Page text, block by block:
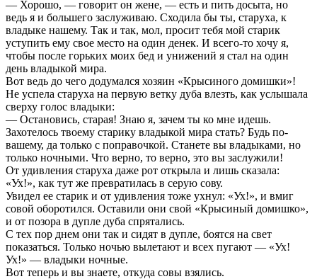
— Хорошо, — говорит он жене, — есть и пить досыта, но
ведь я и большего заслуживаю. Сходила бы ты, старуха, к
владыке нашему. Так и так, мол, просит тебя мой старик
уступить ему свое место на один денек. И всего-то хочу я,
чтобы после горьких моих бед и унижений я стал на один
день владыкой мира.
Вот ведь до чего додумался хозяин «Крысиного домишки»!
Не успела старуха на первую ветку дуба влезть, как услышала
сверху голос владыки:
— Остановись, старая! Знаю я, зачем ты ко мне идешь.
Захотелось твоему старику владыкой мира стать? Будь по-
вашему, да только с поправочкой. Станете вы владыками, но
только ночными. Что верно, то верно, это вы заслужили!
От удивления старуха даже рот открыла и лишь сказала:
«Ух!», как тут же превратилась в серую сову.
Увидел ее старик и от удивления тоже ухнул: «Ух!», и вмиг
совой оборотился. Оставили они свой «Крысиный домишко»,
и от позора в дупле дуба спрятались.
С тех пор днем они так и сидят в дупле, боятся на свет
показаться. Только ночью вылетают и всех пугают — «Ух!
Ух!» — владыки ночные.
Вот теперь и вы знаете, откуда совы взялись.